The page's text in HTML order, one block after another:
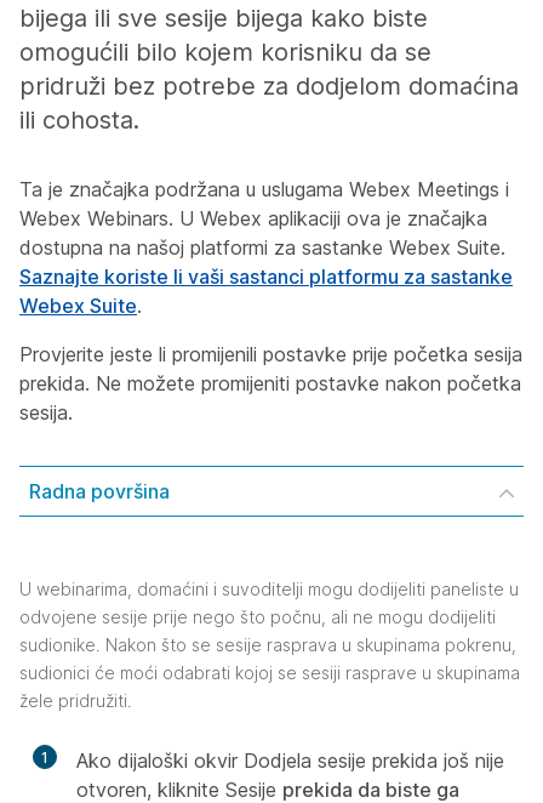
bijega ili sve sesije bijega kako biste
omogućili bilo kojem korisniku da se
pridruži bez potrebe za dodjelom domaćina
ili cohosta.
Ta je značajka podržana u uslugama Webex Meetings i
Webex Webinars. U Webex aplikaciji ova je značajka
dostupna na našoj platformi za sastanke Webex Suite.
Saznajte koriste li vaši sastanci platformu za sastanke
Webex Suite.
Provjerite jeste li promijenili postavke prije početka sesija
prekida. Ne možete promijeniti postavke nakon početka
sesija.
Radna površina
U webinarima, domaćini i suvoditelji mogu dodijeliti paneliste u
odvojene sesije prije nego što počnu, ali ne mogu dodijeliti
sudionike. Nakon što se sesije rasprava u skupinama pokrenu,
sudionici će moći odabrati kojoj se sesiji rasprave u skupinama
žele pridružiti.
1 Ako dijaloški okvir Dodjela sesije prekida još nije
otvoren, kliknite Sesije prekida da biste ga